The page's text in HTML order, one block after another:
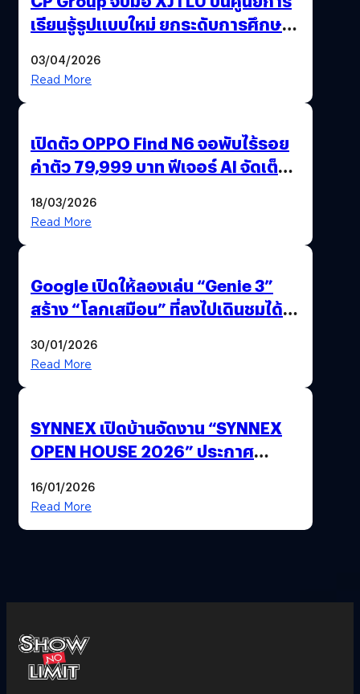
เรียนรู้รูปแบบใหม่ ยกระดับการศึกษา
03/04/2026
Read More
เปิดตัว OPPO Find N6 จอพับไร้รอย
ค่าตัว 79,999 บาท ฟีเจอร์ AI จัดเต็ม
18/03/2026
Read More
Google เปิดให้ลองเล่น “Genie 3”
สร้าง “โลกเสมือน” ที่ลงไปเดินชมได้
30/01/2026
Read More
SYNNEX เปิดบ้านจัดงาน “SYNNEX
OPEN HOUSE 2026” ประกาศ
ได้ 53,000 ล้านบาท
16/01/2026
Read More